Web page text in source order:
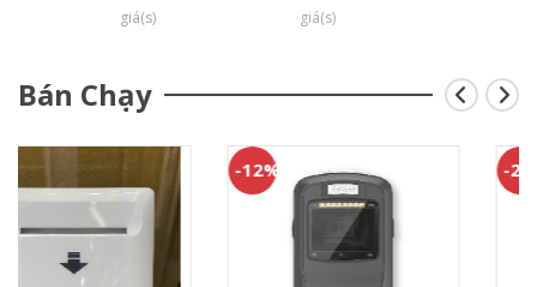
giá(s)
Bán Chạy
-12% -20%